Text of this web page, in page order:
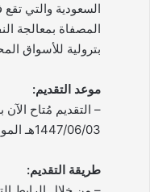
السعودية والتي
المصفاة بمعالجة
بترولية للأسواق
موعد التقديم:
– التقديم مُتاح الآن
1447/06/03هـ الموافق 2025/11/24م.
طريقة التقديم: